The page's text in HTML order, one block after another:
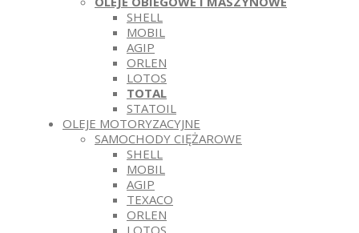
SHELL
MOBIL
AGIP
ORLEN
LOTOS
TOTAL
STATOIL
OLEJE MOTORYZACYJNE
SAMOCHODY CIĘŻAROWE
SHELL
MOBIL
AGIP
TEXACO
ORLEN